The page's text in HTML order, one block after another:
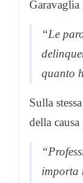
Garavaglia
“Le
quanto
Sulla
della causa
importa